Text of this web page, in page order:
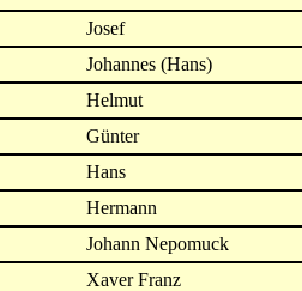
Josef
Johannes (Hans)
Helmut
Günter
Hans
Hermann
Johann Nepomuck
Xaver Franz